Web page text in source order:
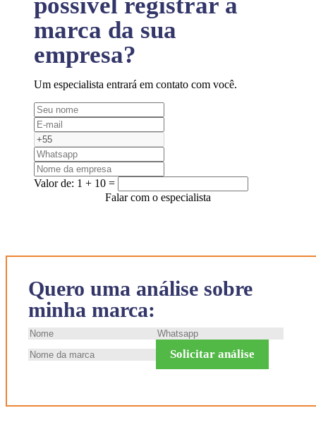
Quero uma análise sobre
minha marca:
Solicitar análise
marca da sua
empresa?
Um especialista entrará em contato com você.
Valor de: 1 + 10 =
Falar com o especialista